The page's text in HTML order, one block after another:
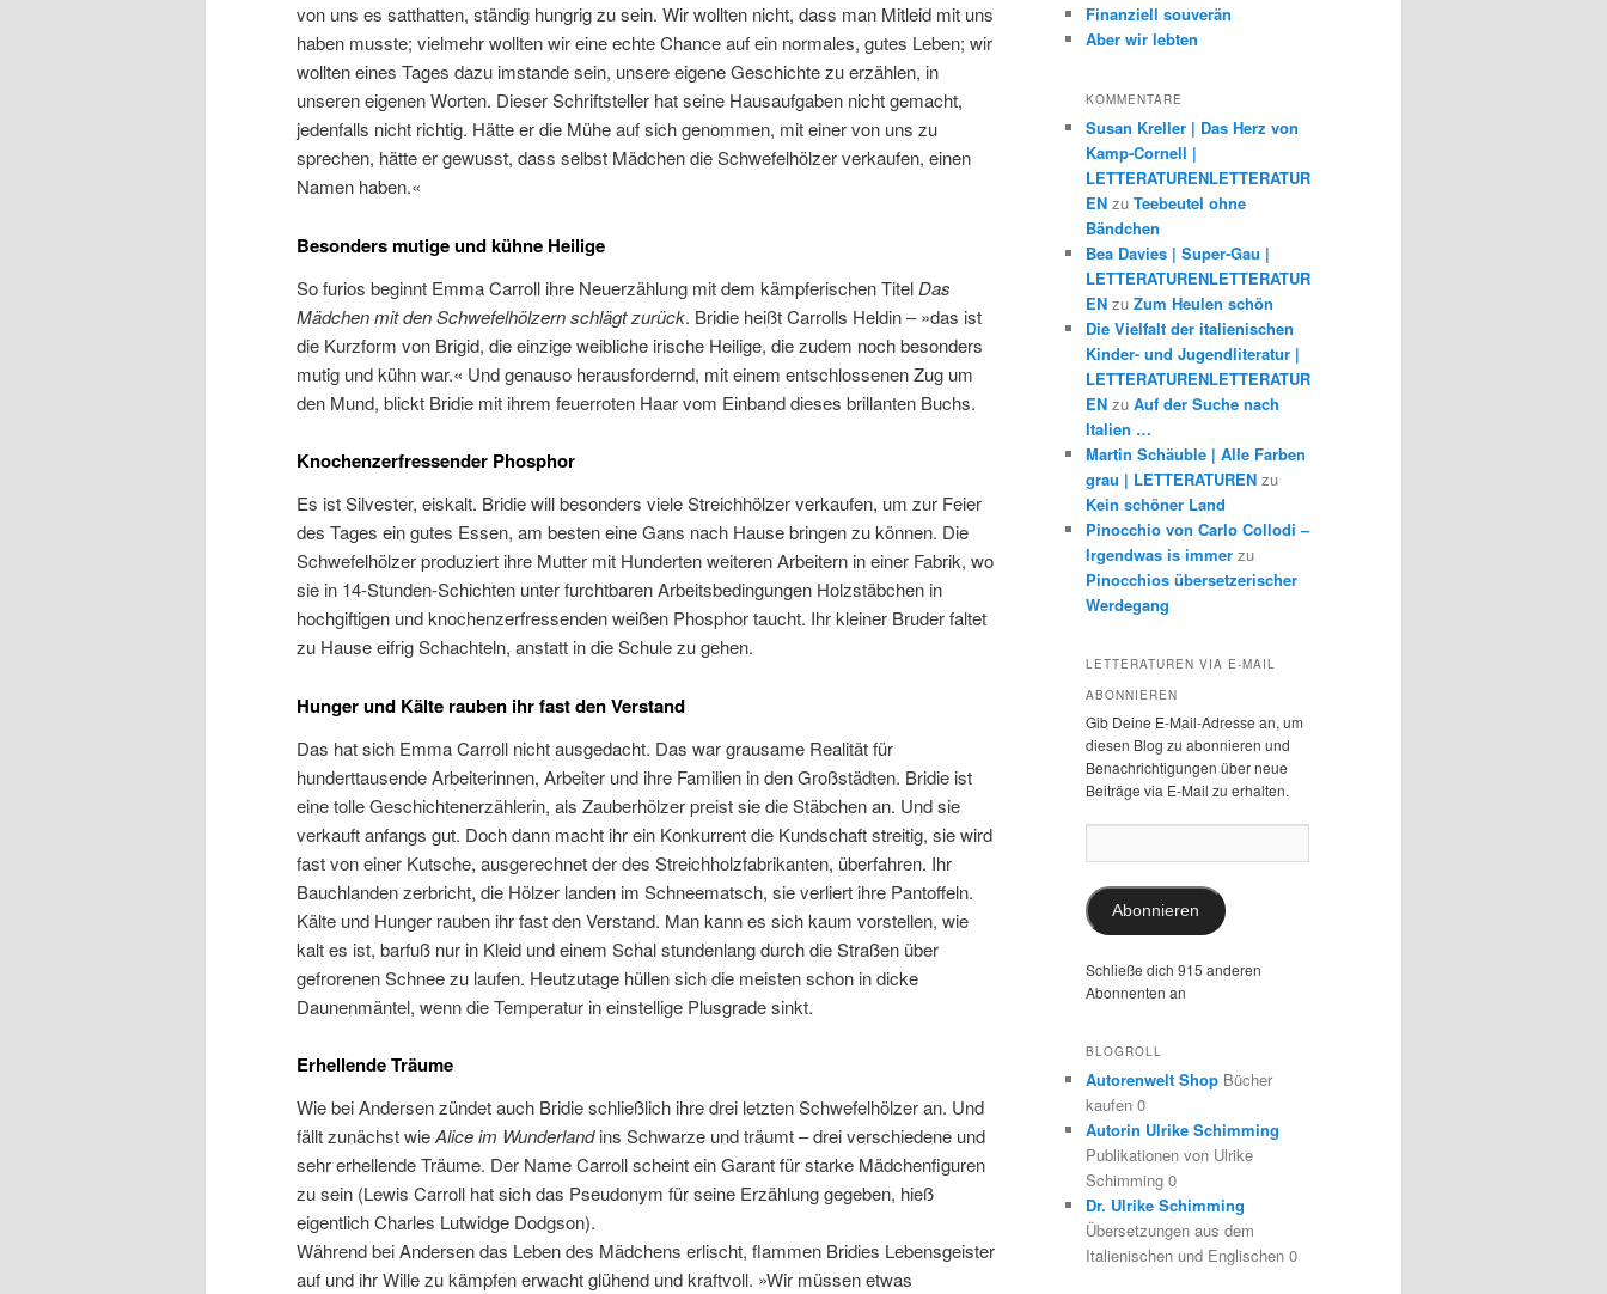
von uns es satthatten, ständig hungrig zu sein. Wir wollten nicht, dass man Mitleid mit uns
haben musste; vielmehr wollten wir eine echte Chance auf ein normales, gutes Leben; wir
wollten eines Tages dazu imstande sein, unsere eigene Geschichte zu erzählen, in
unseren eigenen Worten. Dieser Schriftsteller hat seine Hausaufgaben nicht gemacht,
jedenfalls nicht richtig. Hätte er die Mühe auf sich genommen, mit einer von uns zu
sprechen, hätte er gewusst, dass selbst Mädchen die Schwefelhölzer verkaufen, einen
Namen haben.«
Besonders mutige und kühne Heilige
So furios beginnt Emma Carroll ihre Neuerzählung mit dem kämpferischen Titel Das
Mädchen mit den Schwefelhölzern schlägt zurück. Bridie heißt Carrolls Heldin – »das ist
die Kurzform von Brigid, die einzige weibliche irische Heilige, die zudem noch besonders
mutig und kühn war.« Und genauso herausfordernd, mit einem entschlossenen Zug um
den Mund, blickt Bridie mit ihrem feuerroten Haar vom Einband dieses brillanten Buchs.
Knochenzerfressender Phosphor
Es ist Silvester, eiskalt. Bridie will besonders viele Streichhölzer verkaufen, um zur Feier
des Tages ein gutes Essen, am besten eine Gans nach Hause bringen zu können. Die
Schwefelhölzer produziert ihre Mutter mit Hunderten weiteren Arbeitern in einer Fabrik, wo
sie in 14-Stunden-Schichten unter furchtbaren Arbeitsbedingungen Holzstäbchen in
hochgiftigen und knochenzerfressenden weißen Phosphor taucht. Ihr kleiner Bruder faltet
zu Hause eifrig Schachteln, anstatt in die Schule zu gehen.
Hunger und Kälte rauben ihr fast den Verstand
Das hat sich Emma Carroll nicht ausgedacht. Das war grausame Realität für
hunderttausende Arbeiterinnen, Arbeiter und ihre Familien in den Großstädten. Bridie ist
eine tolle Geschichtenerzählerin, als Zauberhölzer preist sie die Stäbchen an. Und sie
verkauft anfangs gut. Doch dann macht ihr ein Konkurrent die Kundschaft streitig, sie wird
fast von einer Kutsche, ausgerechnet der des Streichholzfabrikanten, überfahren. Ihr
Bauchlanden zerbricht, die Hölzer landen im Schneematsch, sie verliert ihre Pantoffeln.
Kälte und Hunger rauben ihr fast den Verstand. Man kann es sich kaum vorstellen, wie
kalt es ist, barfuß nur in Kleid und einem Schal stundenlang durch die Straßen über
gefrorenen Schnee zu laufen. Heutzutage hüllen sich die meisten schon in dicke
Daunenmäntel, wenn die Temperatur in einstellige Plusgrade sinkt.
Erhellende Träume
Wie bei Andersen zündet auch Bridie schließlich ihre drei letzten Schwefelhölzer an. Und
fällt zunächst wieAlice im Wunderlandins Schwarze und träumt – drei verschiedene und
sehr erhellende Träume. Der Name Carroll scheint ein Garant für starke Mädchenfiguren
zu sein (Lewis Carroll hat sich das Pseudonym für seine Erzählung gegeben, hieß
eigentlich Charles Lutwidge Dodgson).
Während bei Andersen das Leben des Mädchens erlischt, flammen Bridies Lebensgeister
auf und ihr Wille zu kämpfen erwacht glühend und kraftvoll. »Wir müssen etwas
Finanziell souverän
Aber wir lebten
KOMMENTARE
Susan Kreller | Das Herz von
Kamp-Cornell |
LETTERATURENLETTERATUR
EN zu Teebeutel ohne
Bändchen
Bea Davies | Super-Gau |
LETTERATURENLETTERATUR
EN zu Zum Heulen schön
Die Vielfalt der italienischen
Kinder- und Jugendliteratur |
LETTERATURENLETTERATUR
EN zu Auf der Suche nach
Italien …
Martin Schäuble | Alle Farben
grau | LETTERATUREN zu
Kein schöner Land
Pinocchio von Carlo Collodi –
Irgendwas is immer zu
Pinocchios übersetzerischer
Werdegang
LETTERATUREN VIA E-MAIL
ABONNIEREN
Gib Deine E-Mail-Adresse an, um
diesen Blog zu abonnieren und
Benachrichtigungen über neue
Beiträge via E-Mail zu erhalten.
Mail-
Abonnieren
Schließe dich 915 anderen
Abonnenten an
BLOGROLL
Autorenwelt Shop Bücher
kaufen 0
Autorin Ulrike Schimming
Publikationen von Ulrike
Schimming 0
Dr. Ulrike Schimming
Übersetzungen aus dem
Italienischen und Englischen 0